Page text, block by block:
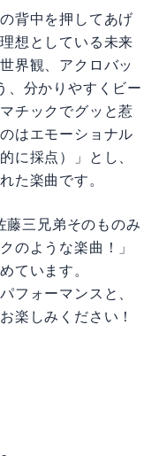
想としている未来
界観、アクロバッ
分かりやすくビー
チックでグッと惹
はエモーショナル
に採点）」とし、
た楽曲です。
のような楽曲！」
ています。
フォーマンスと、
楽しみください！